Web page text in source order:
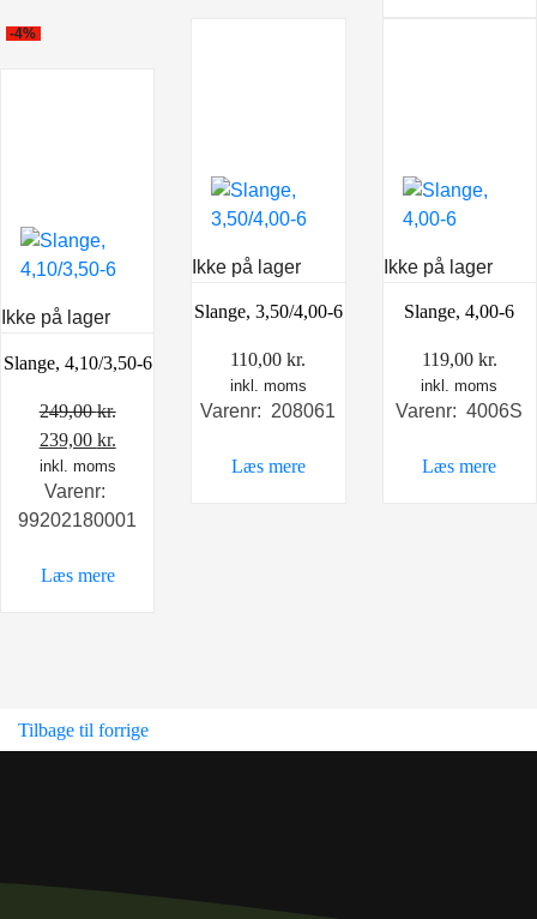
-4%
Ikke på lager
Slange, 4,10/3,50-6
249,00kr.
Den
oprindelige
pris
var:
239,00 kr.
aktuelle
er:
inkl. moms
Varenr:
99202180001
Læs mere
Ikke på lager
Slange, 3,50/4,00-6
110,00kr.
inkl. moms
Varenr: 208061
Læs mere
Ikke på lager
Slange, 4,00-6
119,00 kr.
inkl. moms
Varenr: 4006S
Læs mere
Tilbage til forrige